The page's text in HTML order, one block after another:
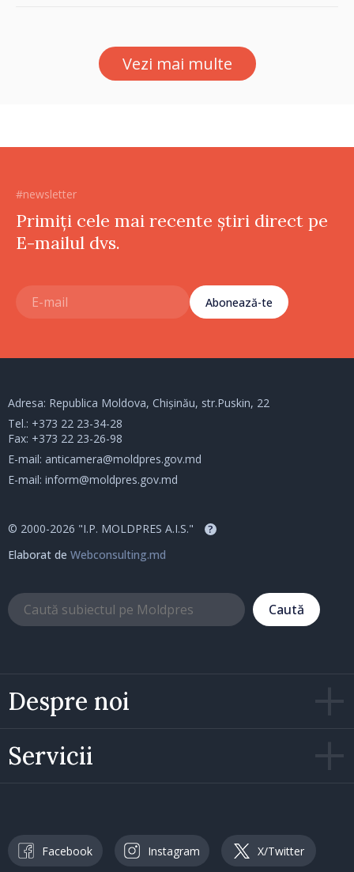
construi comunități mai
Vezi mai multe
#newsletter
Primiți cele mai recente știri direct pe
E-mailul dvs.
Abonează-te
Despre noi
Servicii
Adresa: Republica Moldova, Chișinău, str.Puskin, 22
Tel.: +373 22 23-34-28
Fax: +373 22 23-26-98
E-mail: anticamera@moldpres.gov.md
E-mail: inform@moldpres.gov.md
© 2000-2026 "I.P. MOLDPRES A.I.S." ?
Elaborat de Webconsulting.md
Caută
Facebook Instagram X/Twitter